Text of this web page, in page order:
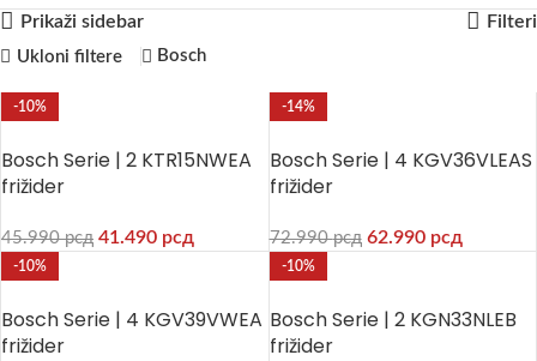
Prikaži sidebar Filteri
Ukloni filtere Bosch
-10%
Bosch Serie | 2 KTR15NWEA
frižider
45.990рсд 41.490 рсд
-14%
Bosch Serie | 4 KGV36VLEAS
frižider
72.990рсд 62.990 рсд
-10%
Bosch Serie | 4 KGV39VWEA
frižider
-10%
Bosch Serie | 2 KGN33NLEB
frižider